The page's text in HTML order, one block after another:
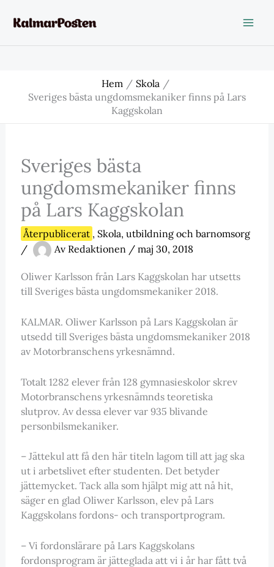
Hem
Skola
Sveriges bästa ungdomsmekaniker finns på Lars
Kaggskolan
Sveriges bästa
ungdomsmekaniker finns
på Lars Kaggskolan
Återpublicerat , Skola, utbildning och barnomsorg
/
Av Redaktionen / maj 30, 2018
Oliwer Karlsson från Lars Kaggskolan har utsetts
till Sveriges bästa ungdomsmekaniker 2018.
KALMAR. Oliwer Karlsson på Lars Kaggskolan är
utsedd till Sveriges bästa ungdomsmekaniker 2018
av Motorbranschens yrkesnämnd.
Totalt 1282 elever från 128 gymnasieskolor skrev
Motorbranschens yrkesnämnds teoretiska
slutprov. Av dessa elever var 935 blivande
personbilsmekaniker.
– Jättekul att få den här titeln lagom till att jag ska
ut i arbetslivet efter studenten. Det betyder
jättemycket. Tack alla som hjälpt mig att nå hit,
säger en glad Oliwer Karlsson, elev på Lars
Kaggskolans fordons- och transportprogram.
– Vi fordonslärare på Lars Kaggskolans
fordonsprogram är jätteglada att vi i år har fått två